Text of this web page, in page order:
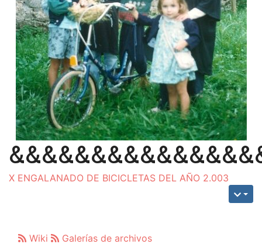
X ENGALANADO DE BICICLETAS DEL AÑO 2.003
Wiki Galerías de archivos